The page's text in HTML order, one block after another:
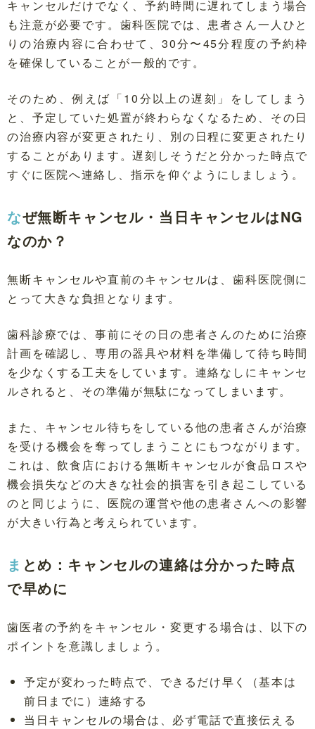
キャンセルだけでなく、予約時間に遅れてしまう場合
も注意が必要です。歯科医院では、患者さん一人ひと
りの治療内容に合わせて、30分〜45分程度の予約枠
を確保していることが一般的です。
そのため、例えば「10分以上の遅刻」をしてしまう
と、予定していた処置が終わらなくなるため、その日
の治療内容が変更されたり、別の日程に変更されたり
することがあります。遅刻しそうだと分かった時点で
すぐに医院へ連絡し、指示を仰ぐようにしましょう。
なぜ無断キャンセル・当日キャンセルはNG
なのか？
無断キャンセルや直前のキャンセルは、歯科医院側に
とって大きな負担となります。
歯科診療では、事前にその日の患者さんのために治療
計画を確認し、専用の器具や材料を準備して待ち時間
を少なくする工夫をしています。連絡なしにキャンセ
ルされると、その準備が無駄になってしまいます。
また、キャンセル待ちをしている他の患者さんが治療
を受ける機会を奪ってしまうことにもつながります。
これは、飲食店における無断キャンセルが食品ロスや
機会損失などの大きな社会的損害を引き起こしている
のと同じように、医院の運営や他の患者さんへの影響
が大きい行為と考えられています。
まとめ：キャンセルの連絡は分かった時点
で早めに
歯医者の予約をキャンセル・変更する場合は、以下の
ポイントを意識しましょう。
予定が変わった時点で、できるだけ早く（基本は
前日までに）連絡する
当日キャンセルの場合は、必ず電話で直接伝える